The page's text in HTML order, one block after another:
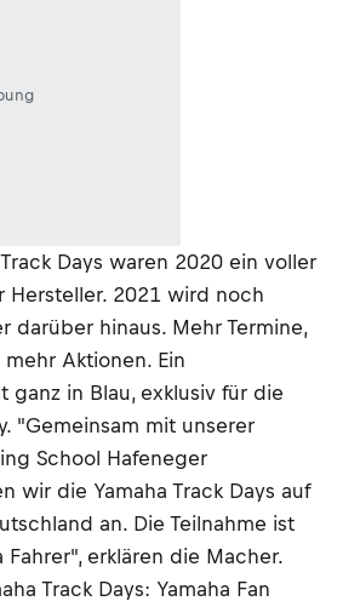
Days waren 2020 ein voller
Hersteller. 2021 wird noch
darüber hinaus. Mehr Termine,
Aktionen. Ein
ganz in Blau, exklusiv für die
"Gemeinsam mit unserer
School Hafeneger
wir die Yamaha Track Days auf
an. Die Teilnahme ist
Fahrer", erklären die Macher.
Track Days: Yamaha Fan